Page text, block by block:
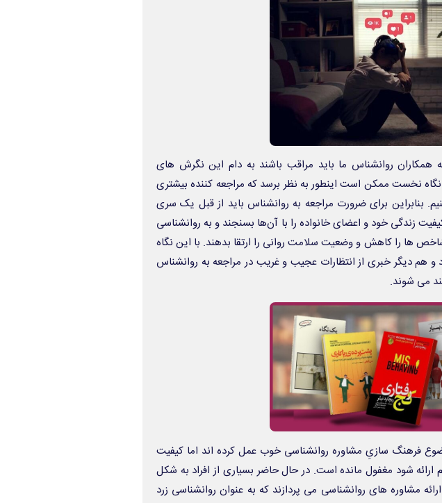
همکاران روانشناس ما باید مراقب باشند به دام این نگرش های
نخست ممکن است اینطور به نظر برسد که مراجعه کننده بیشتری
بنابراین برای ضرورت مراجعه به روانشناس باید از قبل یک سری
زندگی خود و اعضای خانواده را با آن‌ها بسنجند و به روانشناسی
شاخص ها را کاهش و وضعیت سلامت روانی را ارتقا بدهند. با این نگاه
هم دیگر خبری از انتظارات عجیب و غریب در مراجعه به روانشناس
می شوند.
فرهنگ سازیِ مشاوره روانشناسی خوب عمل کرده اند اما کیفیت
شود مغفول مانده است. در حال حاضر بسیاری از افراد به شکل
مشاوره های روانشناسی می پردازند که به عنوان روانشناسی زرد